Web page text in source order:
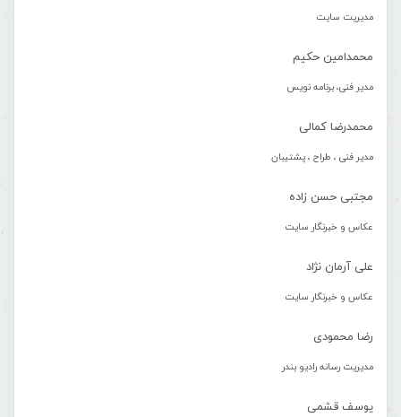
مدیریت سایت
محمدامین حکیم
مدیر فنی، برنامه نویس
محمدرضا کمالی
مدیر فنی ، طراح ، پشتیبان
مجتبی حسن زاده
عکاس و خبرنگار سایت
علی آرمان نژاد
عکاس و خبرنگار سایت
رضا محمودی
مدیریت رسانه رادیو بندر
یوسف قشمی